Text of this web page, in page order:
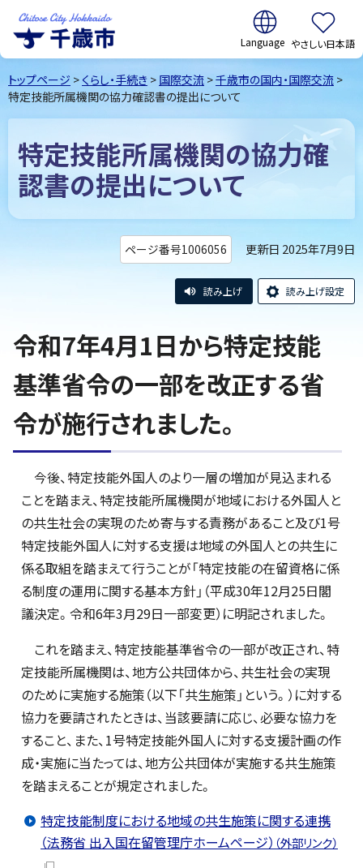
千歳市Chitose
City Hokkaido
翻訳:
やさしい日本語
トップページ > くらし・手続き > 国際交流 >千歳市の国内・国際交流 >
特定技能所属機関の協力確認書の提出について
特定技能所属機関の協力確
認書の提出について
ページ番号1006056 更新日 2025年7月9日
読み上げ 読み上げ設定
令和7年4月1日から特定技能
基準省令の一部を改正する省
令が施行されました。
今後、特定技能外国人のより一層の増加が見込まれる
ことを踏まえ、特定技能所属機関が地域における外国人と
の共生社会の実現のため寄与する責務があること及び1号
特定技能外国人に対する支援は地域の外国人との共生に
係る取組を踏まえて行うことが「特定技能の在留資格に係
る制度の運用に関する基本方針」（平成30年12月25日閣
議決定。令和6年3月29日一部変更）に明記されました。
これを踏まえ、特定技能基準省令の一部が改正され、特
定技能所属機関は、地方公共団体から、共生社会の実現
のために実施する施策（以下「共生施策」という。）に対する
協力を要請されたときは、当該要請に応じ、必要な協力を
すること、また、1号特定技能外国人に対する支援計画の作
成・実施に当たっては、地方公共団体が実施する共生施策
を踏まえることが規定されました。
特定技能制度における地域の共生施策に関する連携
（法務省 出入国在留管理庁ホームページ） （外部リンク）